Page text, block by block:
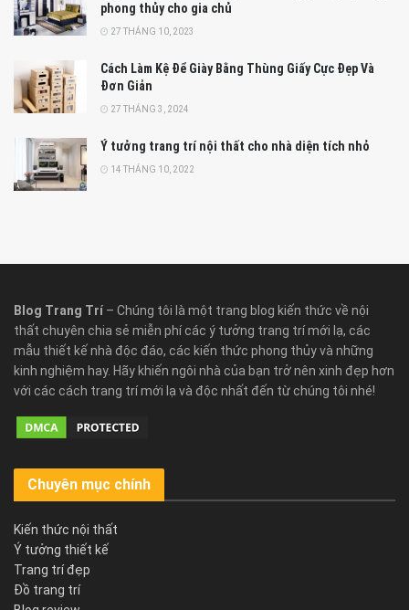
phong thủy cho gia chủ
27 THÁNG 10, 2023
Cách Làm Kệ Để Giày Bằng Thùng Giấy Cực Đẹp Và
Đơn Giản
27 THÁNG 3, 2024
Ý tưởng trang trí nội thất cho nhà diện tích nhỏ
14 THÁNG 10, 2022
Blog Trang Trí – Chúng tôi là một trang blog kiến thức về nội
thất chuyên chia sẻ miễn phí các ý tưởng trang trí mới lạ, các
mẫu thiết kế nhà độc đáo, các kiến thức phong thủy và những
kinh nghiệm hay. Hãy khiến ngôi nhà của bạn trở nên xinh đẹp hơn
với các cách trang trí mới lạ và độc nhất đến từ chúng tôi nhé!
Chuyên mục chính
Kiến thức nội thất
Ý tưởng thiết kế
Trang trí đẹp
Đồ trang trí